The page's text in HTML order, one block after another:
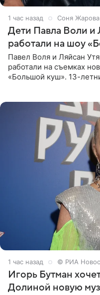
1 час назад Соня Жарова
Дети Павла Воли и
работали на шоу
Павел Воля и Ляйсан
работали на съемках
«Большой куш». 13-
1 час назад © РИА
Игорь Бутман
Долиной новую